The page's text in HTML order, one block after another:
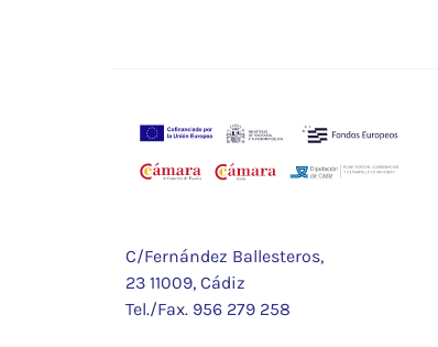
C/Fernández Ballesteros,
23 11009, Cádiz
Tel./Fax. 956 279 258